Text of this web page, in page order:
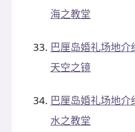
海之教堂
巴厘岛婚礼场地介
天空之镜
巴厘岛婚礼场地介
水之教堂